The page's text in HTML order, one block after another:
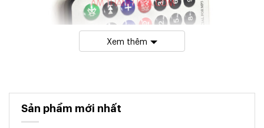
Xem thêm
Sản phẩm mới nhất